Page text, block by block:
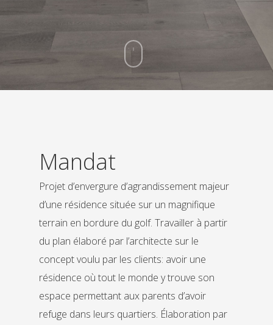
Mandat
Projet d’envergure d’agrandissement majeur
d’une résidence située sur un magnifique
terrain en bordure du golf. Travailler à partir
du plan élaboré par l’architecte sur le
concept voulu par les clients: avoir une
résidence où tout le monde y trouve son
espace permettant aux parents d’avoir
refuge dans leurs quartiers. Élaboration par